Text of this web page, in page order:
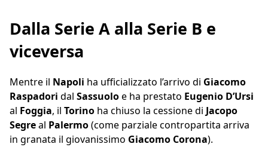
Dalla Serie A alla Serie B e
viceversa
Mentre il Napoli ha ufficializzato l’arrivo di Giacomo
Raspadori dal Sassuoloe ha prestato Eugenio D’Ursi
al Foggia, il Torino ha chiuso la cessione di Jacopo
Segreal Palermo(come parziale contropartita arriva
in granata il giovanissimo Giacomo Corona).